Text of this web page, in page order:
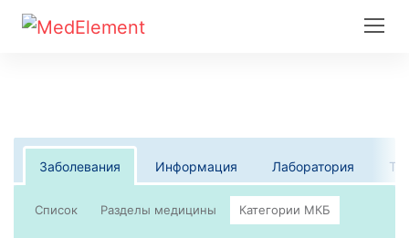
Заболевания Информация Лаборатория
Список